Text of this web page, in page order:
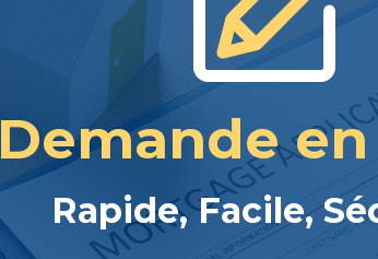
Demande
Rapide, Facile,